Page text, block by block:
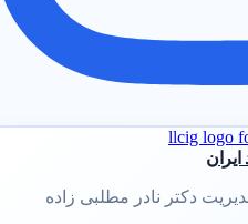
دکتر نادر مطلبی زاده